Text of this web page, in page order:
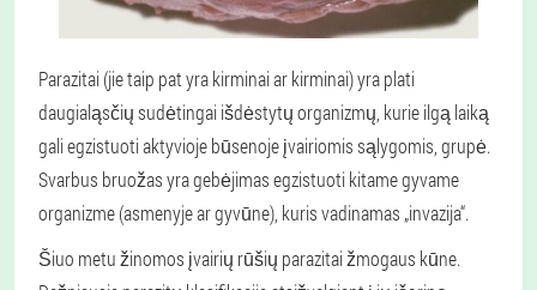
Parazitai (jie taip pat yra kirminai ar kirminai) yra plati
daugialąsčių sudėtingai išdėstytų organizmų, kurie ilgą laiką
gali egzistuoti aktyvioje būsenoje įvairiomis sąlygomis, grupė.
Svarbus bruožas yra gebėjimas egzistuoti kitame gyvame
organizme (asmenyje ar gyvūne), kuris vadinamas „invazija“.
Šiuo metu žinomos įvairių rūšių parazitai žmogaus kūne.